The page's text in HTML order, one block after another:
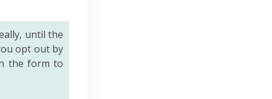
until the
opt out by
the form to